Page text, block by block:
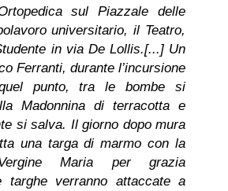
sul Piazzale delle
universitario, il Teatro,
in via De Lollis.[...] Un
Ferranti, durante l’incursione
punto, tra le bombe si
Madonnina di terracotta e
si salva. Il giorno dopo mura
una targa di marmo con la
Maria per grazia
targhe verranno attaccate a